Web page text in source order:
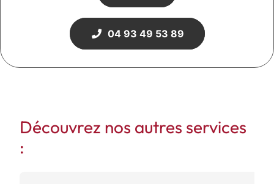
04 93 49 53 89
Découvrez nos autres services
: